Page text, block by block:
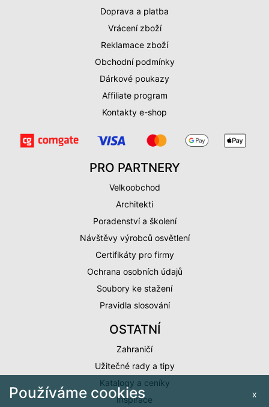
Doprava a platba
Vrácení zboží
Reklamace zboží
Obchodní podmínky
Dárkové poukazy
Affiliate program
Kontakty e-shop
PRO PARTNERY
Velkoobchod
Architekti
Poradenství a školení
Návštěvy výrobců osvětlení
Certifikáty pro firmy
Ochrana osobních údajů
Soubory ke stažení
Pravidla slosování
OSTATNÍ
Zahraničí
Užitečné rady a tipy
Katalogy a ceníky
Inspirace
x
Používáme cookies